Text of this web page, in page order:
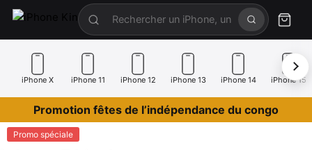
iPhone X iPhone 11 iPhone 12 iPhone 13 iPhone 14 iPhone 15
Promotion fêtes de l’indépendance du congo
Promo spéciale